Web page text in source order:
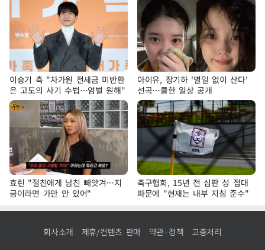
이승기 측 "차가원 전세금 미반환
은 고도의 사기 수법…엄벌 원해"
아이유, 장기하 '별일 없이 산다'
선곡…쿨한 일상 공개
효린 "절친에게 남친 빼앗겨…지
금이라면 가만 안 있어"
축구협회, 15년 전 심판 성 접대
파문에 "현재는 내부 지침 준수"
회사소개 제휴/컨텐츠 판매 약관·정책 고충처리